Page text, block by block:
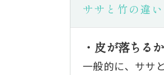
ササと竹の違い
・皮が落ちる
一般的に、ササ